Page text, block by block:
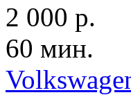
2 000 р.
60 мин.